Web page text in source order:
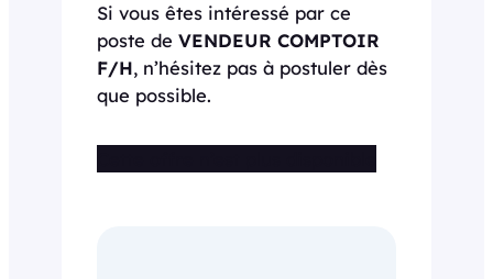
Si vous êtes intéressé par ce
poste de VENDEUR COMPTOIR
F/H, n’hésitez pas à postuler dès
que possible.